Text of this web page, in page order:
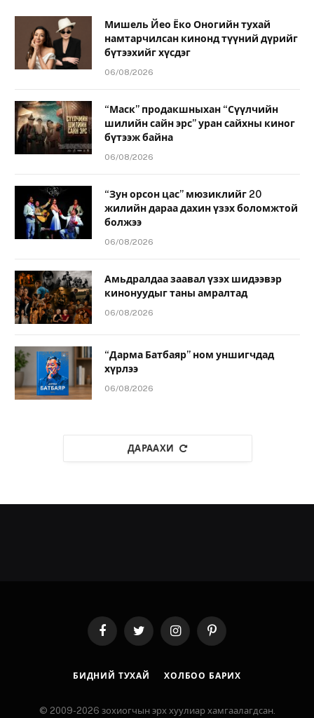
Мишель Йео Ёко Оногийн тухай
намтарчилсан кинонд түүний дүрийг
бүтээхийг хүсдэг
06/08/2026
“Маск” продакшныхан “Сүүлчийн
шилийн сайн эрс” уран сайхны киног
бүтээж байна
06/08/2026
“Зун орсон цас” мюзиклийг 20
жилийн дараа дахин үзэх боломжтой
болжээ
06/08/2026
Амьдралдаа заавал үзэх шидээвэр
кинонуудыг таны амралтад
06/08/2026
“Дарма Батбаяр” ном уншигчдад
хүрлээ
06/08/2026
ДАРААХИ
FacebookTwitter InstagramPinterest
БИДНИЙ ТУХАЙ ХОЛБОО БАРИХ
© 2009-2026 зохиогчын эрх хуулиар хамгаалагдсан.